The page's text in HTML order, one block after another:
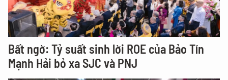
Bất ngờ: Tỷ suất sinh lời ROE của Bảo Tín
Mạnh Hải bỏ xa SJC và PNJ